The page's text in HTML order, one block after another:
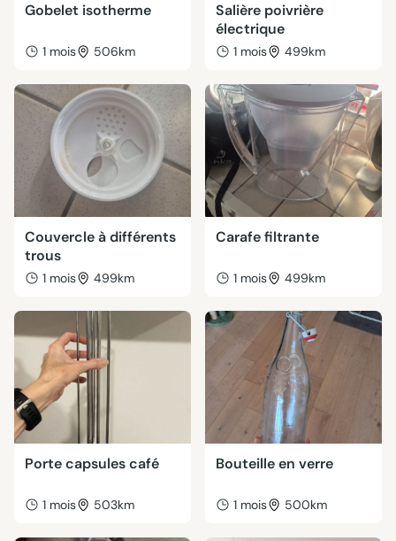
Gobelet isotherme
1 mois 506km
Salière poivrière
électrique
1 mois 499km
Couvercle à différents
trous
1 mois 499km
Carafe filtrante
1 mois 499km
Porte capsules café
1 mois 503km
Bouteille en verre
1 mois 500km